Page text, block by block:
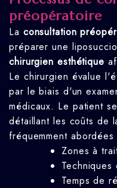
préopératoire
La consultation
préparer une
chirurgien esthétique
Le chirurgien évalue
par le biais d'un
médicaux. Le patient
détaillant les coûts de
fréquemment
Zones à
Temps de